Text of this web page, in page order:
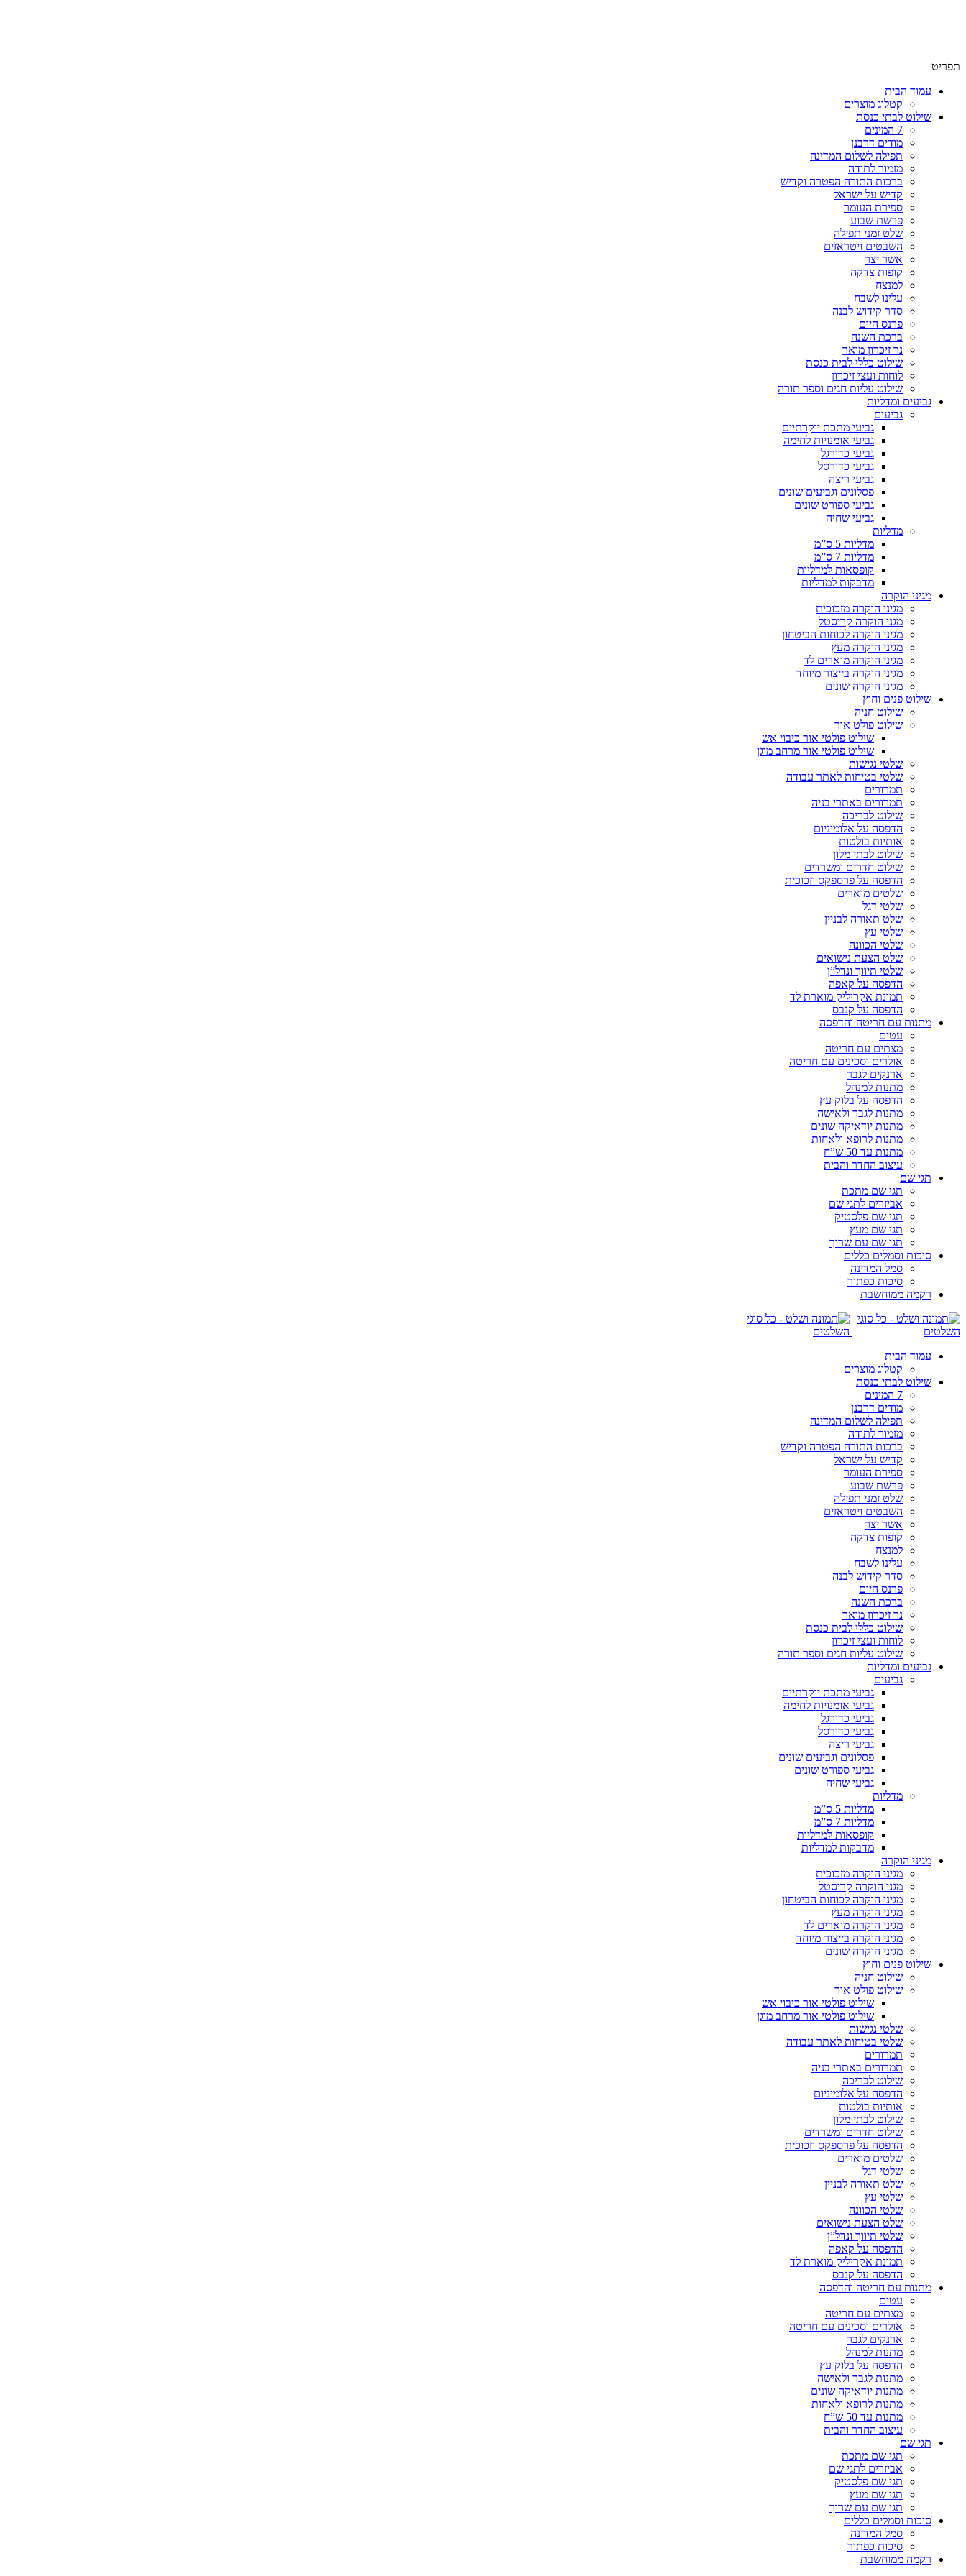
תפריט
עמוד הבית
קטלוג מוצרים
שילוט לבתי כנסת
7 המינים
מודים דרבנן
תפילה לשלום המדינה
מזמור לתודה
ברכות התורה הפטרה וקדיש
קדיש על ישראל
ספירת העומר
פרשת שבוע
שלט זמני תפילה
השבטים ויטראזים
אשר יצר
קופות צדקה
למנצח
עלינו לשבח
סדר קידוש לבנה
פרנס היום
ברכת השנה
נר זיכרון מואר
שילוט כללי לבית כנסת
לוחות ועצי זיכרון
שילוט עליות חגים וספר תורה
גביעים ומדליות
גביעים
גביעי מתכת יוקרתיים
גביעי אומנויות לחימה
גביעי כדורגל
גביעי כדורסל
גביעי ריצה
פסלונים וגביעים שונים
גביעי ספורט שונים
גביעי שחיה
מדליות
מדליות 5 ס”מ
מדליות 7 ס”מ
קופסאות למדליות
מדבקות למדליות
מגיני הוקרה
מגיני הוקרה מזכוכית
מגני הוקרה קריסטל
מגיני הוקרה לכוחות הביטחון
מגיני הוקרה מעץ
מגיני הוקרה מוארים לד
מגיני הוקרה בייצור מיוחד
מגיני הוקרה שונים
שילוט פנים וחוץ
שילוט חניה
שילוט פולט אור
שילוט פולטי אור כיבוי אש
שילוט פולטי אור מרחב מוגן
שלטי נגישות
שלטי בטיחות לאתר עבודה
תמרורים
תמרורים באתרי בניה
שילוט לבריכה
הדפסה על אלומיניום
אותיות בולטות
שילוט לבתי מלון
שילוט חדרים ומשרדים
הדפסה על פרספקס וזכוכית
שלטים מוארים
שלטי דגל
שלט תאורה לבניין
שלטי עץ
שלטי הכוונה
שלט הצעת נישואים
שלטי תיווך ונדל”ן
הדפסה על קאפה
תמונת אקריליק מוארת לד
הדפסה על קנבס
מתנות עם חריטה והדפסה
עטים
מצתים עם חריטה
אולרים וסכינים עם חריטה
ארנקים לגבר
מתנות למנהל
הדפסה על בלוק עץ
מתנות לגבר ולאישה
מתנות יודאיקה שונים
מתנות לרופא ולאחות
מתנות עד 50 ש”ח
עיצוב החדר והבית
תגי שם
תגי שם מתכת
אביזרים לתגי שם
תגי שם פלסטיק
תגי שם מעץ
תגי שם עם שרוך
סיכות וסמלים כללים
סמל המדינה
סיכות כפתור
רקמה ממוחשבת
עמוד הבית
קטלוג מוצרים
שילוט לבתי כנסת
7 המינים
מודים דרבנן
תפילה לשלום המדינה
מזמור לתודה
ברכות התורה הפטרה וקדיש
קדיש על ישראל
ספירת העומר
פרשת שבוע
שלט זמני תפילה
השבטים ויטראזים
אשר יצר
קופות צדקה
למנצח
עלינו לשבח
סדר קידוש לבנה
פרנס היום
ברכת השנה
נר זיכרון מואר
שילוט כללי לבית כנסת
לוחות ועצי זיכרון
שילוט עליות חגים וספר תורה
גביעים ומדליות
גביעים
גביעי מתכת יוקרתיים
גביעי אומנויות לחימה
גביעי כדורגל
גביעי כדורסל
גביעי ריצה
פסלונים וגביעים שונים
גביעי ספורט שונים
גביעי שחיה
מדליות
מדליות 5 ס”מ
מדליות 7 ס”מ
קופסאות למדליות
מדבקות למדליות
מגיני הוקרה
מגיני הוקרה מזכוכית
מגני הוקרה קריסטל
מגיני הוקרה לכוחות הביטחון
מגיני הוקרה מעץ
מגיני הוקרה מוארים לד
מגיני הוקרה בייצור מיוחד
מגיני הוקרה שונים
שילוט פנים וחוץ
שילוט חניה
שילוט פולט אור
שילוט פולטי אור כיבוי אש
שילוט פולטי אור מרחב מוגן
שלטי נגישות
שלטי בטיחות לאתר עבודה
תמרורים
תמרורים באתרי בניה
שילוט לבריכה
הדפסה על אלומיניום
אותיות בולטות
שילוט לבתי מלון
שילוט חדרים ומשרדים
הדפסה על פרספקס וזכוכית
שלטים מוארים
שלטי דגל
שלט תאורה לבניין
שלטי עץ
שלטי הכוונה
שלט הצעת נישואים
שלטי תיווך ונדל”ן
הדפסה על קאפה
תמונת אקריליק מוארת לד
הדפסה על קנבס
מתנות עם חריטה והדפסה
עטים
מצתים עם חריטה
אולרים וסכינים עם חריטה
ארנקים לגבר
מתנות למנהל
הדפסה על בלוק עץ
מתנות לגבר ולאישה
מתנות יודאיקה שונים
מתנות לרופא ולאחות
מתנות עד 50 ש”ח
עיצוב החדר והבית
תגי שם
תגי שם מתכת
אביזרים לתגי שם
תגי שם פלסטיק
תגי שם מעץ
תגי שם עם שרוך
סיכות וסמלים כללים
סמל המדינה
סיכות כפתור
רקמה ממוחשבת